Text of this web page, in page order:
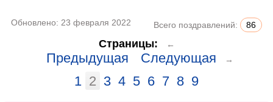
Обновлено: 23 февраля 2022 Всего поздравлений: 86
Страницы: ←
Предыдущая Следующая →
1 2 3 4 5 6 7 8 9